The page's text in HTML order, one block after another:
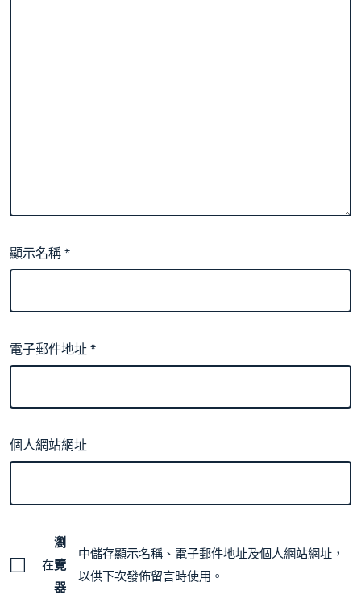
顯示名稱*
電子郵件地址*
個人網站網址
在
瀏
覽
器
中儲存顯示名稱、電子郵件地址及個人網站網址，
以供下次發佈留言時使用。